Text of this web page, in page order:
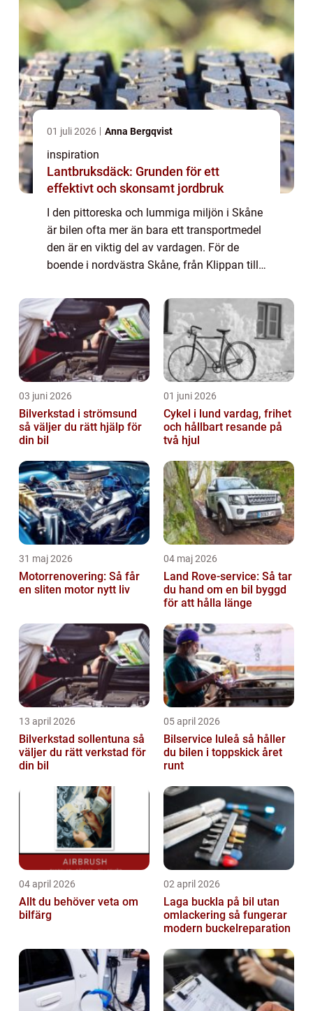
01 juli 2026 Anna Bergqvist
inspiration
Lantbruksdäck: Grunden för ett
effektivt och skonsamt jordbruk
I den pittoreska och lummiga miljön i Skåne
är bilen ofta mer än bara ett transportmedel
den är en viktig del av vardagen. För de
boende i nordvästra Skåne, från Klippan till
03 juni 2026
Bilverkstad i strömsund
så väljer du rätt hjälp för
din bil
01 juni 2026
Cykel i lund vardag, frihet
och hållbart resande på
två hjul
31 maj 2026
Motorrenovering: Så får
en sliten motor nytt liv
04 maj 2026
Land Rove-service: Så tar
du hand om en bil byggd
för att hålla länge
13 april 2026
Bilverkstad sollentuna så
väljer du rätt verkstad för
din bil
05 april 2026
Bilservice luleå så håller
du bilen i toppskick året
runt
04 april 2026
Allt du behöver veta om
bilfärg
02 april 2026
Laga buckla på bil utan
omlackering så fungerar
modern buckelreparation